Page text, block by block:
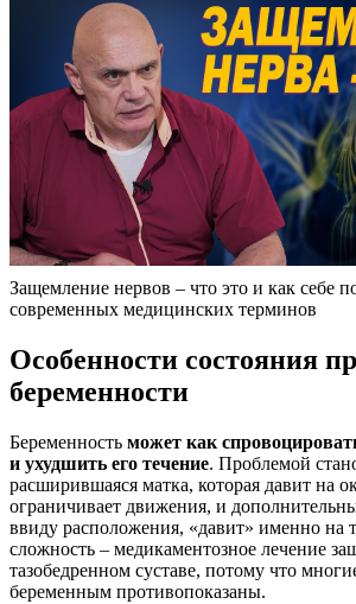
Защемление нервов – что это и как себе
современных медицинских терминов
Особенности состояния
беременности
Беременность может как
и ухудшить его течение. Проблемой
расширившаяся матка, которая давит на
ограничивает движения, и
ввиду расположения, «давит» именно на
сложность – медикаментозное лечение
тазобедренном суставе, потому что
беременным противопоказаны.